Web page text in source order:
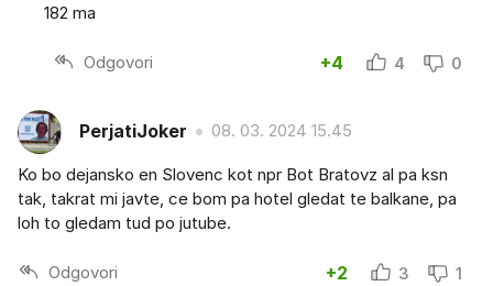
182 ma
Odgovori +4 4 0
PerjatiJoker 08. 03. 2024 15.45
Ko bo dejansko en Slovenc kot npr Bot Bratovz al pa ksn
tak, takrat mi javte, ce bom pa hotel gledat te balkane, pa
loh to gledam tud po jutube.
Odgovori +2 3 1